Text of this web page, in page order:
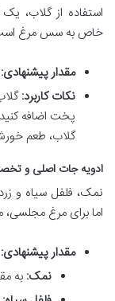
استفاده از گلاب،
خاص به سس مرغ
مقدار پیشنهادی:
نکات کاربرد:
پخت اضافه
گلاب، طعم
ادویه جات اصلی و
نمک، فلفل سیاه و
اما برای مرغ
مقدار پیشنهادی:
نمک:به